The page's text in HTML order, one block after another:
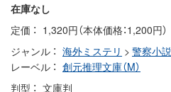
在庫なし
定価
1,320円（本体価格：1,200円）
ジャンル
海外ミステリ > 警察小説
レーベル
創元推理文庫（M）
判型
文庫判